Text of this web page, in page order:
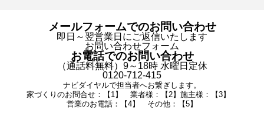
メールフォームでのお問い合わせ
即日～翌営業日にご返信いたします
お問い合わせフォーム
お電話でのお問い合わせ
（通話料無料）9～18時 水曜日定休
0120-712-415
ナビダイヤルで担当者へお繋ぎします。
家づくりのお問合せ：【1】 業者様：【2】施主様：【3】
営業のお電話：【4】 その他：【5】